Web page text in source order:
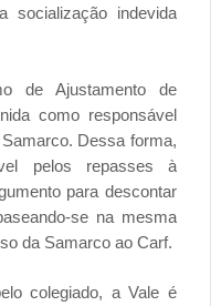
socialização indevida
de Ajustamento de
como responsável
Dessa forma,
pelos repasses à
para descontar
se na mesma
da Samarco ao Carf.
colegiado, a Vale é